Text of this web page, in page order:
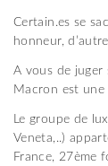
Certain.es se
honneur,
A vous de juger
Macron est
Le groupe de
Veneta,..)
France, 27ème